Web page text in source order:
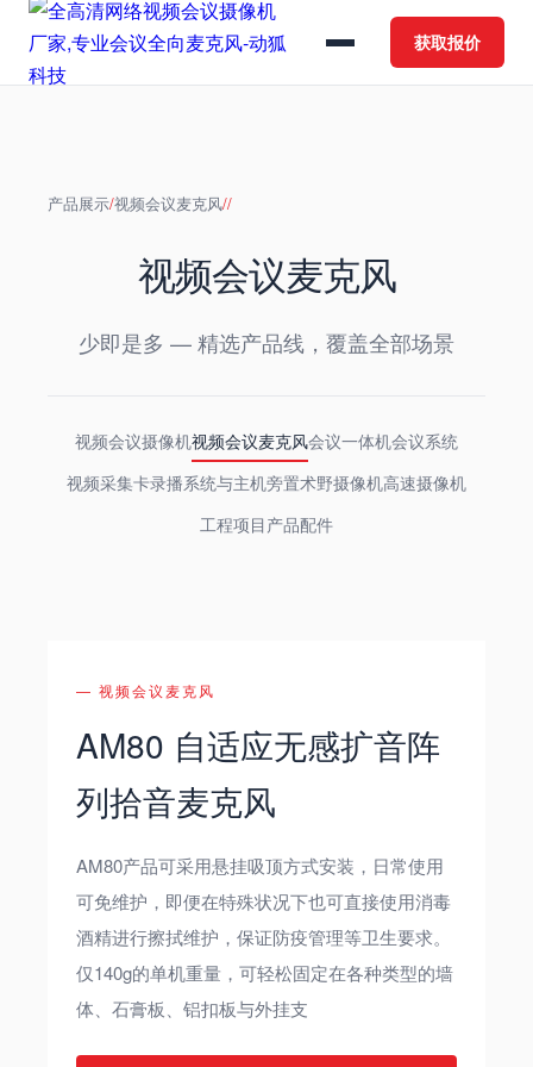
获取报价
产品展示/视频会议麦克风//
视频会议麦克风
少即是多 — 精选产品线，覆盖全部场景
视频会议摄像机视频会议麦克风会议一体机会议系统
视频采集卡录播系统与主机旁置术野摄像机高速摄像机
工程项目产品配件
— 视频会议麦克风
AM80 自适应无感扩音阵
列拾音麦克风
AM80产品可采用悬挂吸顶方式安装，日常使用
可免维护，即便在特殊状况下也可直接使用消毒
酒精进行擦拭维护，保证防疫管理等卫生要求。
仅140g的单机重量，可轻松固定在各种类型的墙
体、石膏板、铝扣板与外挂支